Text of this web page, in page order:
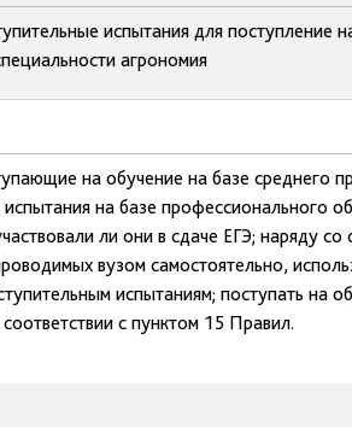
испытания для поступление
агрономия
на обучение на базе среднего
испытания на базе профессионального
ли они в сдаче ЕГЭ; наряду
вузом самостоятельно,
испытаниям; поступать на
с пунктом 15 Правил.